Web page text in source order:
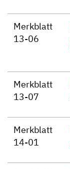
Merkblatt
13-06
Merkblatt
13-07
Merkblatt
14-01